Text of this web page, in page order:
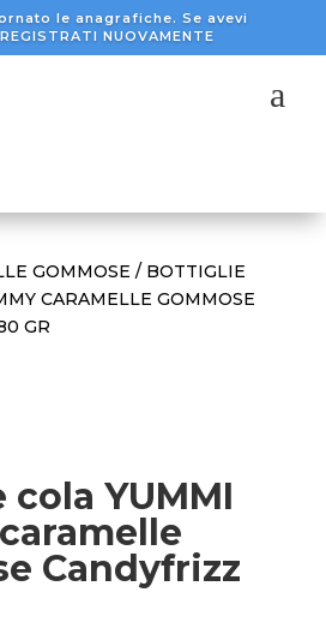
le anagrafiche. Se avevi
NUOVAMENTE
a
GOMMOSE / BOTTIGLIE
CARAMELLE GOMMOSE
GR
YUMMI
Candyfrizz